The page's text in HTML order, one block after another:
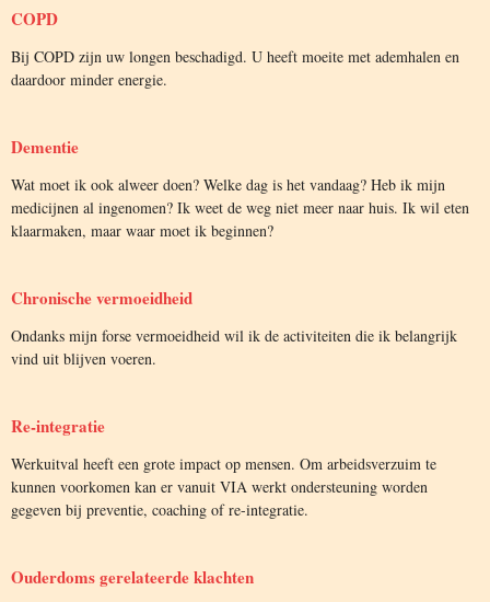
COPD
Bij COPD zijn uw longen beschadigd. U heeft moeite met ademhalen en
daardoor minder energie.
Dementie
Wat moet ik ook alweer doen? Welke dag is het vandaag? Heb ik mijn
medicijnen al ingenomen? Ik weet de weg niet meer naar huis. Ik wil eten
klaarmaken, maar waar moet ik beginnen?
Chronische vermoeidheid
Ondanks mijn forse vermoeidheid wil ik de activiteiten die ik belangrijk
vind uit blijven voeren.
Re-integratie
Werkuitval heeft een grote impact op mensen. Om arbeidsverzuim te
kunnen voorkomen kan er vanuit VIA werkt ondersteuning worden
gegeven bij preventie, coaching of re-integratie.
Ouderdoms gerelateerde klachten